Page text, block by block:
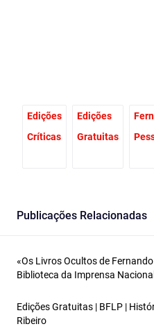
Edições
Críticas
Edições
Gratuitas
Publicações Relacionadas
«Os Livros Ocultos de
Biblioteca da Imprensa Nacional
Edições Gratuitas | BFLP |
Ribeiro